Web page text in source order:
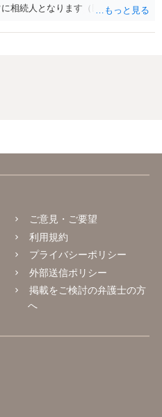
相続人となります（民法８９０
人に加えて「おじ又はおば」にも
ご意見・ご要望
利用規約
プライバシーポリシー
外部送信ポリシー
掲載をご検討の弁護士の方
へ